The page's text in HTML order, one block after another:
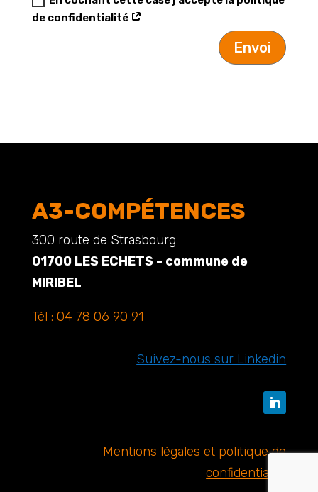
de confidentialité
Envoi
A3-COMPÉTENCES
300 route de Strasbourg
01700 LES ECHETS - commune de
MIRIBEL
Tél : 04 78 06 90 91
Suivez-nous sur Linkedin
Mentions légales et politique de
confidentialité